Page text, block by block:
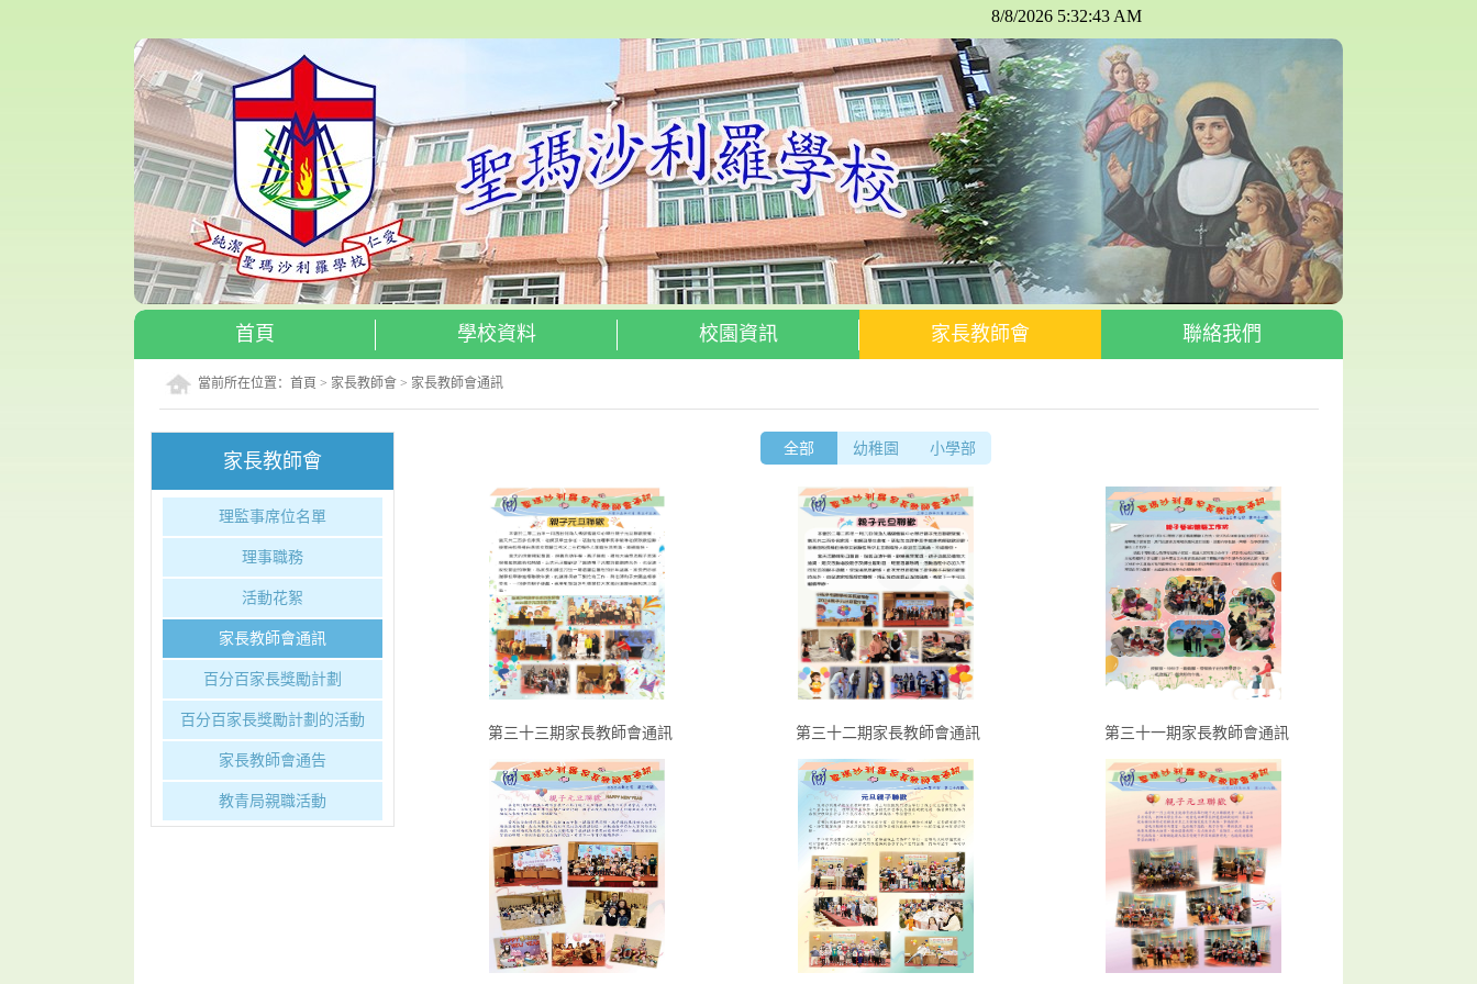
首頁 學校資料 校園資訊 家長教師會 聯絡我們
當前所在位置： 首頁 > 家長教師會> 家長教師會通訊
家長教師會
理監事席位名單
理事職務
活動花絮
家長教師會通訊
百分百家長獎勵計劃
百分百家長獎勵計劃的活動
家長教師會通告
教青局親職活動
全部 幼稚園 小學部
第三十三期家長教師會通訊 第三十二期家長教師會通訊 第三十一期家長教師會通訊